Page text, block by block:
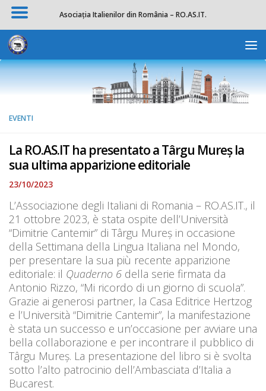
Apri la
Salta al contenuto
EVENTI
La RO.AS.IT ha presentato a Târgu Mureș la
sua ultima apparizione editoriale
23/10/2023
L’Associazione degli Italiani di Romania – RO.AS.IT., il
21 ottobre 2023, è stata ospite dell’Università
“Dimitrie Cantemir” di Târgu Mureș in occasione
della Settimana della Lingua Italiana nel Mondo,
per presentare la sua più recente apparizione
editoriale: il Quaderno 6 della serie firmata da
Antonio Rizzo, “Mi ricordo di un giorno di scuola”.
Grazie ai generosi partner, la Casa Editrice Hertzog
e l’Università “Dimitrie Cantemir”, la manifestazione
è stata un successo e un’occasione per avviare una
bella collaborazione e per incontrare il pubblico di
Târgu Mureș. La presentazione del libro si è svolta
sotto l’alto patrocinio dell’Ambasciata d’Italia a
Bucarest.
Asociația Italienilor din România – RO.AS.IT.